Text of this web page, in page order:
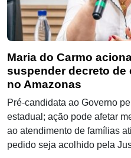
Maria do Carmo
suspender decreto de
no Amazonas
Pré-candidata ao Governo
estadual; ação pode afetar
ao atendimento de famílias
pedido seja acolhido pela